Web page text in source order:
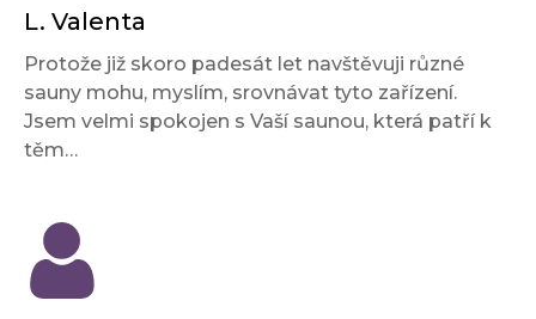
L. Valenta
Protože již skoro padesát let navštěvuji různé
sauny mohu, myslím, srovnávat tyto zařízení.
Jsem velmi spokojen s Vaší saunou, která patří k
těm…